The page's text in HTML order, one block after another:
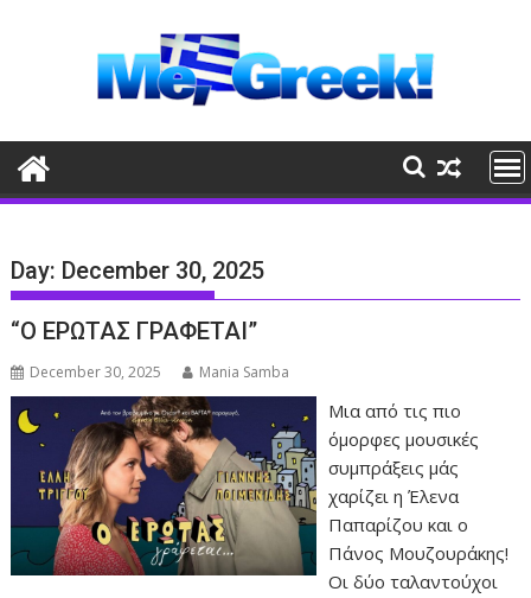
Day: December 30, 2025
“Ο ΕΡΩΤΑΣ ΓΡΑΦΕΤΑΙ”
December 30, 2025 Mania Samba
Μια από τις πιο
όμορφες μουσικές
συμπράξεις μάς
χαρίζει η Έλενα
Παπαρίζου και ο
Πάνος Μουζουράκης!
Οι δύο ταλαντούχοι